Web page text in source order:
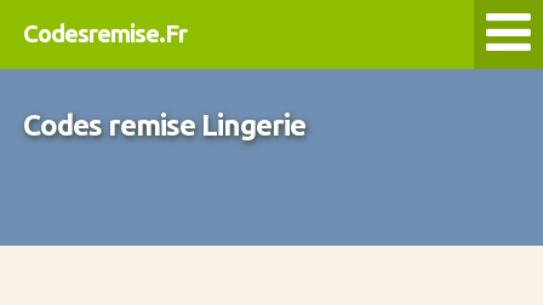
Codesremise.Fr
Codes remise Lingerie